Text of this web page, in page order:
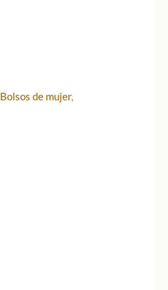
Bolsos de mujer,